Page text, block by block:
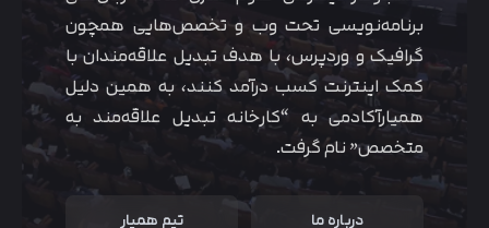
برنامه‌نویسی تحت وب و تخصص‌هایی همچون
گرافیک و وردپرس، با هدف تبدیل علاقه‌مندان با
کمک اینترنت کسب درآمد کنند، به همین دلیل
همیارآکادمی به “کارخانه تبدیل علاقه‌مند به
متخصص” نام گرفت.
درباره ما تیم همیار
متوجه شدم